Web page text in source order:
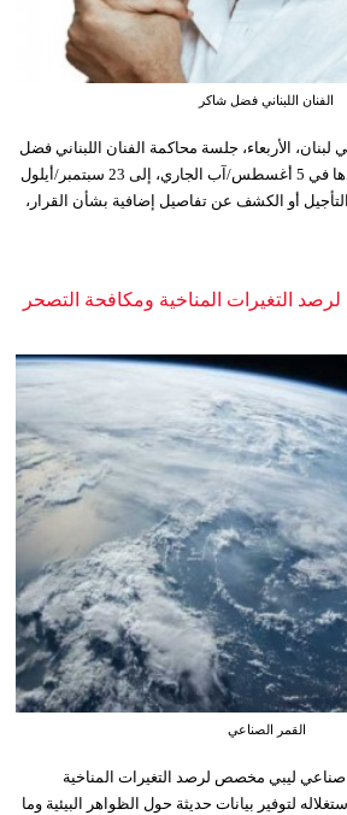
الفنان اللبناني فضل شاكر
الأربعاء، جلسة محاكمة الفنان اللبناني فضل
شاكر، التي كانت مقرر عقدها في 5 أغسطس/آب الجاري، إلى 23 سبتمبر/أيلول
أو الكشف عن تفاصيل إضافية بشأن القرار،
التغيرات المناخية ومكافحة التصحر
القمر الصناعي
صناعي ليبي مخصص لرصد التغيرات المناخية
لتوفير بيانات حديثة حول الظواهر البيئية وما